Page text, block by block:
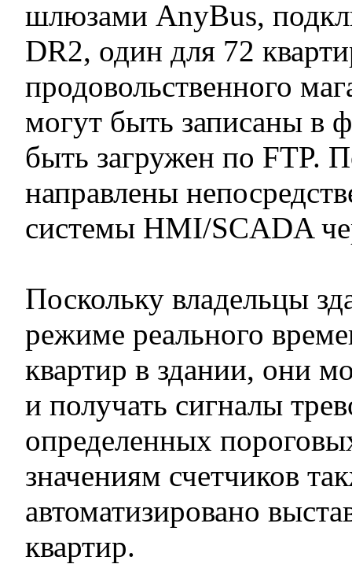
шлюзами AnyBus,
DR2, один для 72
продовольственного
могут быть записаны в
быть загружен по FTP.
направлены
системы HMI/SCADA
Поскольку владельцы
режиме реального
квартир в здании, они
и получать сигналы
определенных
значениям счетчиков
автоматизировано
квартир.